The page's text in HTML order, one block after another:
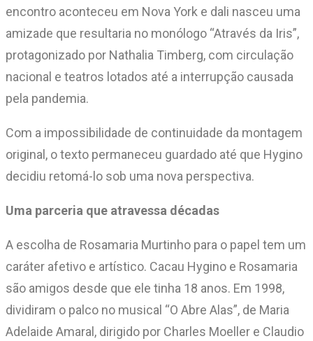
encontro aconteceu em Nova York e dali nasceu uma
amizade que resultaria no monólogo “Através da Iris”,
protagonizado por Nathalia Timberg, com circulação
nacional e teatros lotados até a interrupção causada
pela pandemia.
Com a impossibilidade de continuidade da montagem
original, o texto permaneceu guardado até que Hygino
decidiu retomá-lo sob uma nova perspectiva.
Uma parceria que atravessa décadas
A escolha de Rosamaria Murtinho para o papel tem um
caráter afetivo e artístico. Cacau Hygino e Rosamaria
são amigos desde que ele tinha 18 anos. Em 1998,
dividiram o palco no musical “O Abre Alas”, de Maria
Adelaide Amaral, dirigido por Charles Moeller e Claudio